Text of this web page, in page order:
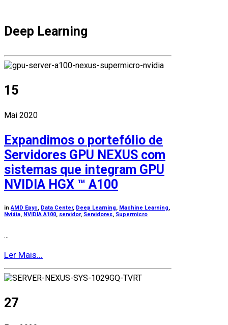
Deep Learning
15
Mai 2020
Expandimos o portefólio de
Servidores GPU NEXUS com
sistemas que integram GPU
NVIDIA HGX ™ A100
in AMD Epyc, Data Center, Deep Learning, Machine Learning,
Nvidia, NVIDIA A100, servidor, Servidores, Supermicro
...
Ler Mais...
27